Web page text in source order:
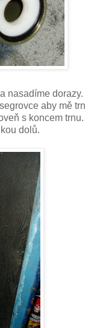
nasadíme dorazy.
aby mě trn
s koncem trnu.
dolů.